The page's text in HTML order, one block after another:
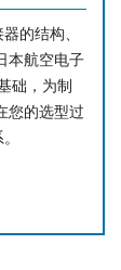
的结构、
本航空电子
础，为制
您的选型过